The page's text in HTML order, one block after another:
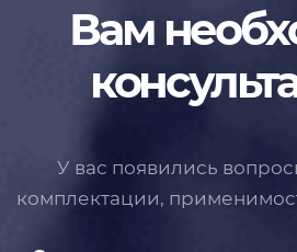
Вам
У вас появились
комплектации,